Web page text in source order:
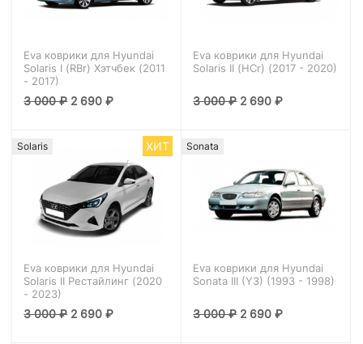
Eva коврики для Hyundai
Solaris I (RBr) Хэтчбек (2011
- 2017)
3 000₽ 2 690₽
Eva коврики для Hyundai
Solaris II (HCr) (2017 - 2020)
3 000₽ 2 690₽
Solaris ХИТ
Eva коврики для Hyundai
Solaris II Рестайлинг (2020
- 2023)
3 000₽ 2 690₽
Sonata
Eva коврики для Hyundai
Sonata III (Y3) (1993 - 1998)
3 000₽ 2 690₽